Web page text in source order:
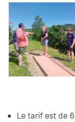
Le tarif est de